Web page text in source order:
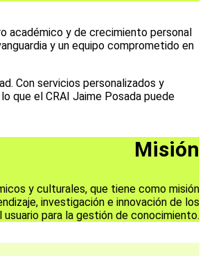
académico y de crecimiento personal
y un equipo comprometido en
Con servicios personalizados y
que el CRAI Jaime Posada puede
Misión
y culturales, que tiene como misión
investigación e innovación de los
para la gestión de conocimiento.